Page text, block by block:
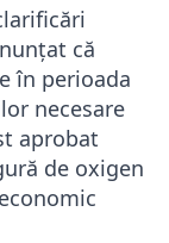
că
în perioada
necesare
aprobat
de oxigen